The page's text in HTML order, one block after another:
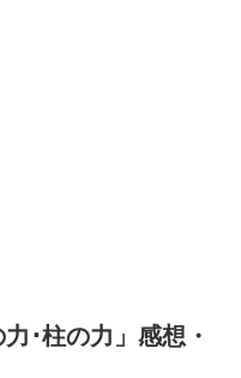
･柱の力」感想・